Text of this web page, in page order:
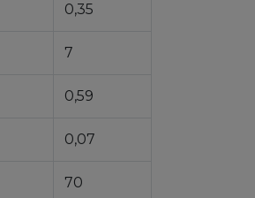
0,35
7
0,59
0,07
70